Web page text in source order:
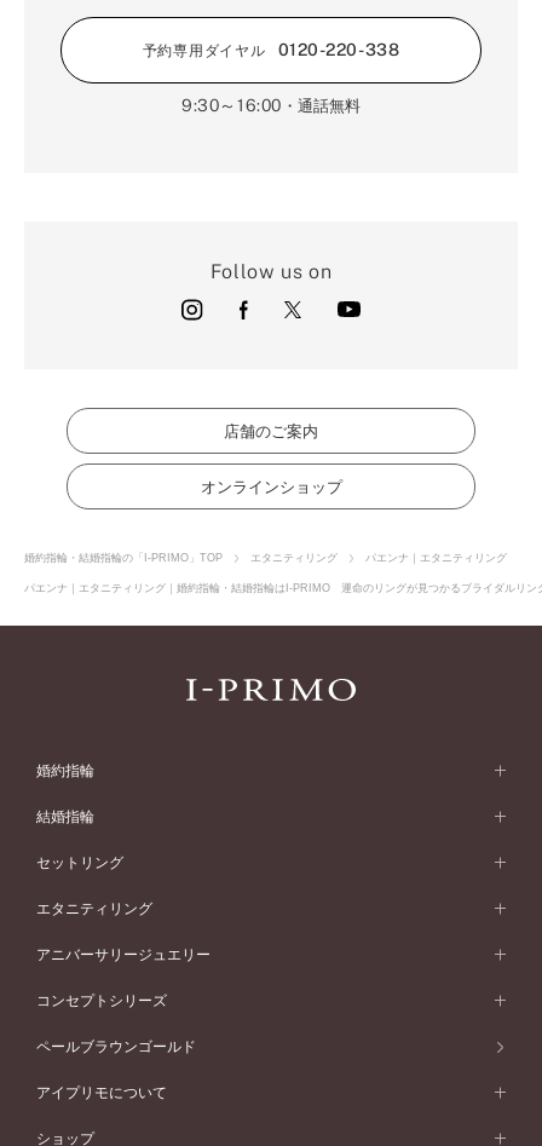
予約専用ダイヤル 0120-220-338
9:30～16:00 ・通話無料
Follow us on
店舗のご案内
オンラインショップ
婚約指輪・結婚指輪の「I-PRIMO」TOP エタニティリング パエンナ｜エタニティリング
パエンナ｜エタニティリング｜婚約指輪・結婚指輪はI-PRIMO 運命のリングが見つかるブライダルリ
婚約指輪
婚約指輪 (エンゲージリング)
婚約指輪一覧
ピンクゴールド
ペールブラウンゴールド
ウェーブライン
V字ライン
ワンサイドメレ
ダブルサイドメレ
シンプル
フェミニン
モード
50万円台～
40万円台～
結婚指輪
結婚指輪 (マリッジリング)
結婚指輪一覧
ピンクゴールド
ペールブラウンゴールド
ウェーブライン
V字ライン
ワンメレ
セベラルメレ
シンプル
フェミニン
セットリング
セットリング
セットリング一覧
ピンクゴールド
ペールブラウンゴールド
エタニティリング
エタニティリング
エタニティリング一覧
アニバーサリージュエリー
アニバーサリージュエリー
アニバーサリージュエリー一覧
コンセプトシリーズ
コンセプトシリーズ
オリジンビリーフ
ペールブラウンゴールド
アイプリモについて
アイプリモについて
ショップ